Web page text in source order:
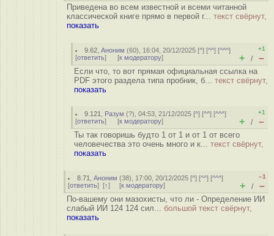
Приведена во всем известной и всеми читанной
классической книге прямо в первой г... текст свёрнут,
показать
9.62 ,Аноним (60), 16:04, 20/12/2025 [^] [^^] [^^^]
[ответить] [к модератору]
+1
+ / –
Если что, то вот прямая официальная ссылка на
PDF этого раздела типа пробник, б... текст свёрнут,
показать
9.121 Разум (?), 04:53, 21/12/2025 [^] [^^] [^^^]
[ответить] [к модератору]
+1
+ / –
Ты так говоришь будто 1 от 1 и от 1 от всего
человечества это очень много и к... текст свёрнут,
показать
8.71 ,Аноним (38), 17:00, 20/12/2025 [^] [^^] [^^^]
[ответить] [↑] [к модератору]
–1
+ / –
По-вашему они мазохисты, что ли - Определение ИИ
слабый ИИ 124 124 сил... большой текст свёрнут,
показать